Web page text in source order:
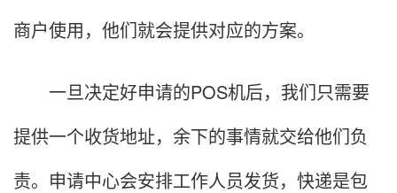
商户使用，他们就会提供对应的方案。
一旦决定好申请的POS机后，我们只需要
提供一个收货地址，余下的事情就交给他们负
责。申请中心会安排工作人员发货，快递是包